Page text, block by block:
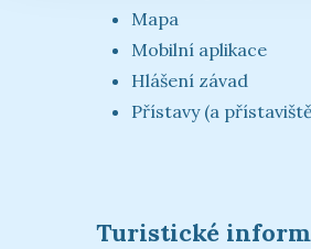
Mapa
Mobilní aplikace
Hlášení závad
Přístavy (a
Turistické